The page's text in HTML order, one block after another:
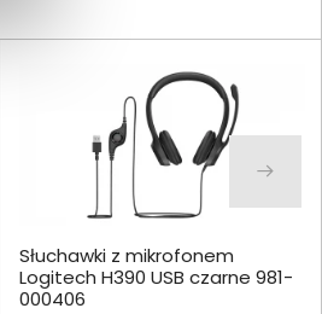
Słuchawki z mikrofonem
Logitech H390 USB czarne 981-
000406